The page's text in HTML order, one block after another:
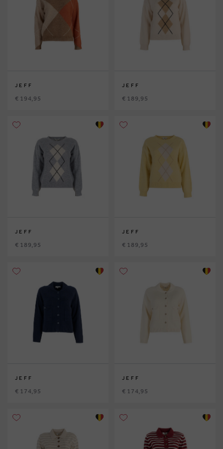
JEFF
€ 194,95
JEFF
€ 189,95
JEFF
€ 189,95
JEFF
€ 189,95
JEFF
€ 174,95
JEFF
€ 174,95